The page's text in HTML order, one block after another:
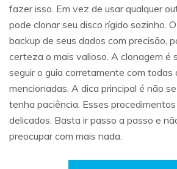
fazer isso. Em vez de usar qualquer
pode clonar seu disco rígido sozinho.
backup de seus dados com precisão,
certeza o mais valioso. A clonagem é
seguir o guia corretamente com todas
mencionadas. A dica principal é não
tenha paciência. Esses
delicados. Basta ir passo a passo e
preocupar com mais nada.